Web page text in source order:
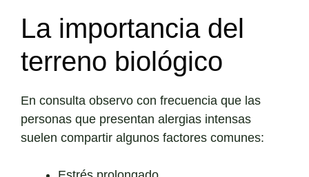
La importancia del
terreno biológico
En consulta observo con frecuencia que las
personas que presentan alergias intensas
suelen compartir algunos factores comunes: